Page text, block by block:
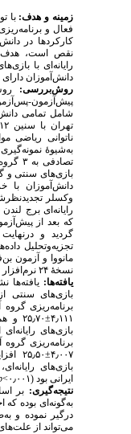
زمینه و هدف:با
فعال و
کارکردها در
نقص است، هدف
رایانه‌ای با
دانش‌آموزان دارای
روش‌بررسی:
پیش‌آزمون-
شامل تمامی
به‌شیوهٔ
تصادفی
بازی‌های سنتی و
دانش‌آموزان با
که بعد از
گردید و
تجزیه‌وتحلیل
نسخهٔ ۲۴ نرم‌افزار
یافته‌ها:یافته‌ها
برنامه‌ریزی گروه
بازی‌های
ایرانی بود (۰٫۰۰۱>
p
).
نتیجه‌گیری:بر اساس
به‌گونه‌ای بوده که
درگیر نموده و
می‌تواند از علت‌های